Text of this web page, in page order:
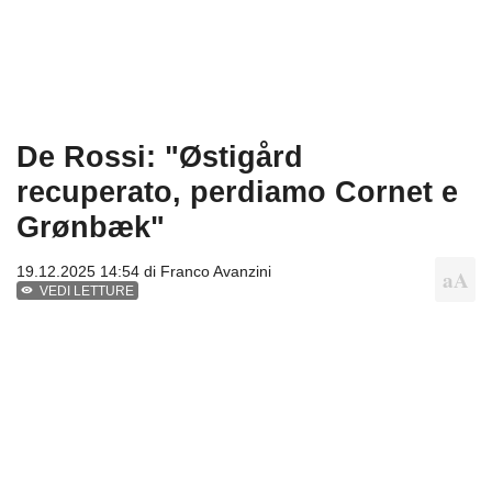
De Rossi: "Østigård
recuperato, perdiamo Cornet e
Grønbæk"
19.12.2025 14:54 di Franco Avanzini
VEDI LETTURE